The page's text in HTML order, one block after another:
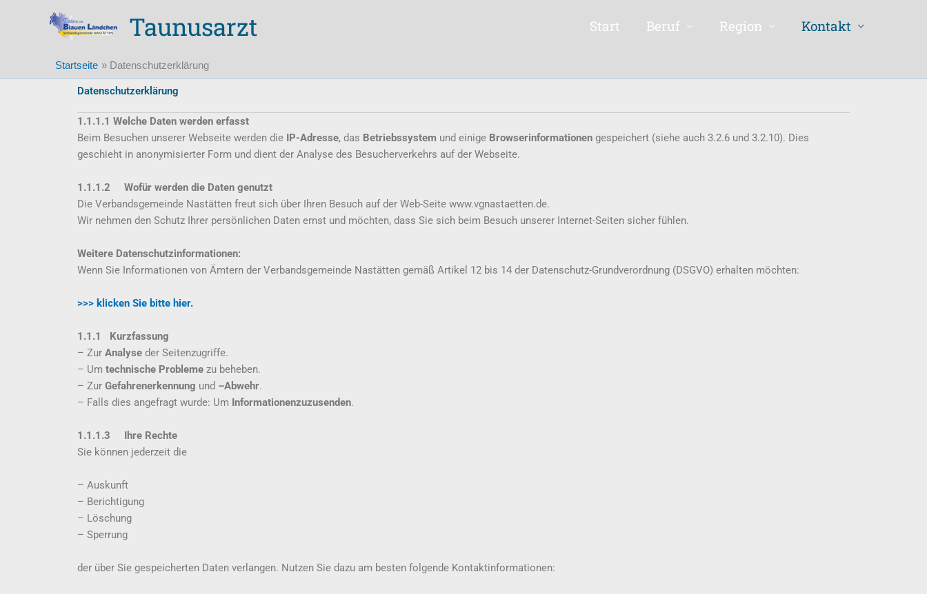
Taunusarzt Start Beruf Region Kontakt
Startseite Datenschutzerklärung
Datenschutzerklärung
1.1.1.1 Welche Daten werden erfasst
Beim Besuchen unserer Webseite werden die IP-Adresse, das Betriebssystem und einige Browserinformationen gespeichert (siehe auch 3.2.6 und 3.2.10). Dies
geschieht in anonymisierter Form und dient der Analyse des Besucherverkehrs auf der Webseite.
1.1.1.2 Wofür werden die Daten genutzt
Die Verbandsgemeinde Nastätten freut sich über Ihren Besuch auf der Web-Seite www.vgnastaetten.de.
Wir nehmen den Schutz Ihrer persönlichen Daten ernst und möchten, dass Sie sich beim Besuch unserer Internet-Seiten sicher fühlen.
Weitere Datenschutzinformationen:
Wenn Sie Informationen von Ämtern der Verbandsgemeinde Nastätten gemäß Artikel 12 bis 14 der Datenschutz-Grundverordnung (DSGVO) erhalten möchten:
>>> klicken Sie bitte hier.
1.1.1 Kurzfassung
– Zur Analyse der Seitenzugriffe.
– Um technische Probleme zu beheben.
– Zur Gefahrenerkennung und –Abwehr.
– Falls dies angefragt wurde: Um Informationenzuzusenden.
1.1.1.3 Ihre Rechte
Sie können jederzeit die
– Auskunft
– Berichtigung
– Löschung
– Sperrung
der über Sie gespeicherten Daten verlangen. Nutzen Sie dazu am besten folgende Kontaktinformationen: